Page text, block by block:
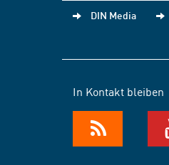
DIN Media
In Kontakt bleiben